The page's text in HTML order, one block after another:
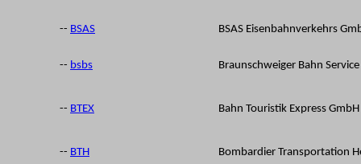
-- BSAS BSAS Eisenbahnverkehrs
-- bsbs Braunschweiger Bahn
-- BTEX Bahn Touristik Express GmbH
-- BTH Bombardier Transportation